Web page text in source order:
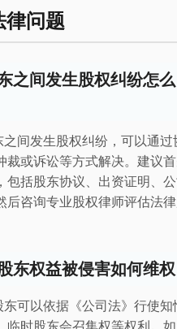
律问题
之间发生股权纠纷怎么
之间发生股权纠纷，可以通过
裁或诉讼等方式解决。建议
包括股东协议、出资证明、
后咨询专业股权律师评估法
东权益被侵害如何维权
东可以依据《公司法》行使知